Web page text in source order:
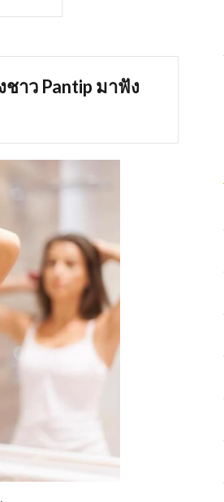
ชาว Pantip มาฟัง